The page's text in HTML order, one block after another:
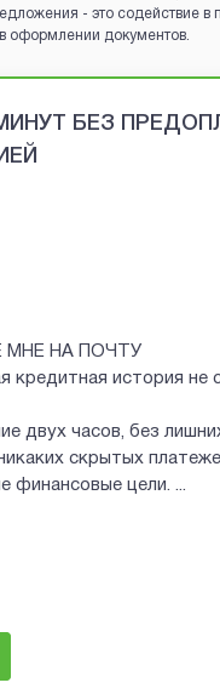
- это содействие в
оформлении документов.
БЕЗ
МНЕ НА ПОЧТУ
кредитная история не
двух часов, без
скрытых
финансовые цели. ...